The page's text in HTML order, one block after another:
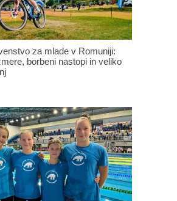
za mlade v Romuniji:
borbeni nastopi in veliko